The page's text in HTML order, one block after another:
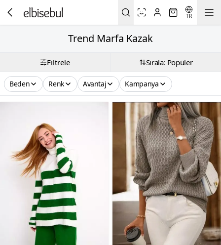
TR
Trend Marfa Kazak
Filtrele Sırala: Popüler
Beden Renk Avantaj Kampanya